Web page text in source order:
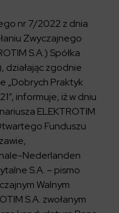
publicznej
nr 7/2022 z dnia
Zwyczajnego
S.A.) Spółka
działając zgodnie
„Dobrych Praktyk
informuje, iż w dniu
ELEKTROTIM
Funduszu
Nederlanden
S.A. – pismo
Walnym
S.A. zwołanym